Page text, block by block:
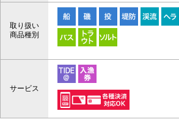
取り扱い
商品種別
サービス